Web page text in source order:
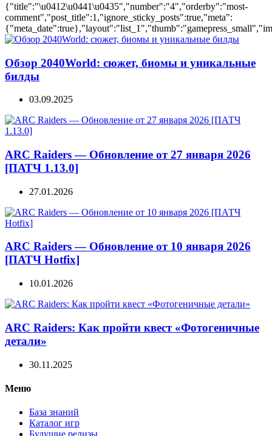
{"title":"\u0412\u0441\u0435","number":"4","orderby":"most-
comment","post_title":1,"ignore_sticky_posts":true,"meta":
Обзор 2040World: сюжет, биомы и уникальные
билды
03.09.2025
ARC Raiders — Обновление от 27 января 2026
[ПАТЧ 1.13.0]
27.01.2026
ARC Raiders — Обновление от 10 января 2026
[ПАТЧ Hotfix]
10.01.2026
ARC Raiders: Как пройти квест «Фотогеничные
детали»
30.11.2025
Меню
База знаний
Каталог игр
Будущие релизы